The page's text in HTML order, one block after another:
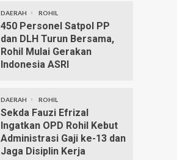
DAERAH ROHIL
450 Personel Satpol PP
dan DLH Turun Bersama,
Rohil Mulai Gerakan
Indonesia ASRI
DAERAH ROHIL
Sekda Fauzi Efrizal
Ingatkan OPD Rohil Kebut
Administrasi Gaji ke-13 dan
Jaga Disiplin Kerja